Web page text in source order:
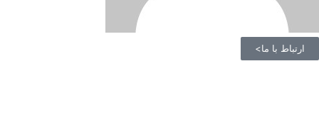
ارتباط با ما>